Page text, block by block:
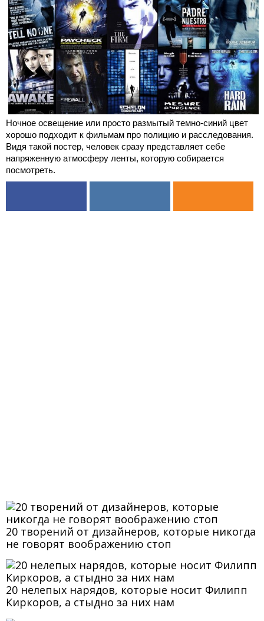
Ночное освещение или просто размытый темно-синий цвет
хорошо подходит к фильмам про полицию и расследования.
Видя такой постер, человек сразу представляет себе
напряженную атмосферу ленты, которую собирается
посмотреть.
20 творений от дизайнеров, которые никогда
не говорят воображению стоп
20 нелепых нарядов, которые носит Филипп
Киркоров, а стыдно за них нам